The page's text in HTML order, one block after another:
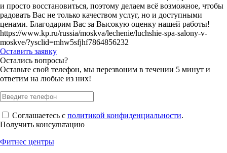
и просто восстановиться, поэтому делаем всё возможное, чтобы
радовать Вас не только качеством услуг, но и доступными
ценами. Благодарим Вас за Высокую оценку нашей работы!
https://www.kp.ru/russia/moskva/lechenie/luchshie-spa-salony-v-
moskve/?ysclid=mhw5sfjhf7864856232
Оставить заявку
Остались вопросы?
Оставьте свой телефон, мы перезвоним в течении 5 минут и
ответим на любые из них!
Соглашаетесь с политикой конфиденциальности.
Получить консультацию
Фитнес центры